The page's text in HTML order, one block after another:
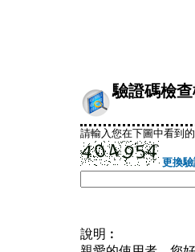
驗證碼檢查
請輸入您在下圖中看到
更換
說明︰